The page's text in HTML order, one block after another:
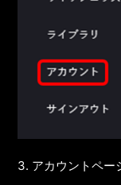
3. アカウントペー